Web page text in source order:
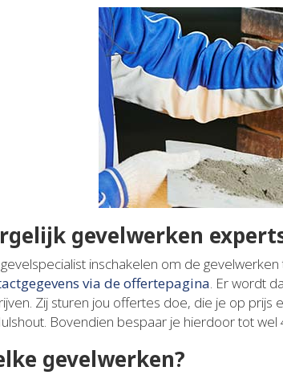
gevelwerken
inschakelen om de
via de offertepagina. Er wordt
Zij sturen jou offertes doe, die je op prijs
Bovendien bespaar je hierdoor tot wel
gevelwerken?